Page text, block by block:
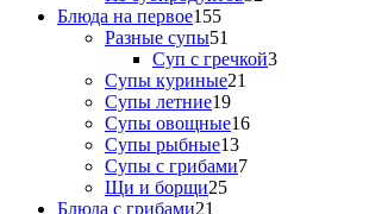
Блюда на первое155
Разные супы51
Суп с гречкой3
Супы куриные21
Супы летние19
Супы овощные16
Супы рыбные13
Супы с грибами7
Щи и борщи25
Блюда с грибами21